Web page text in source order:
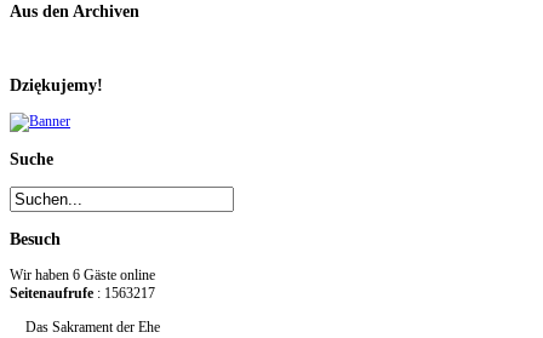
Aus den Archiven
Dziękujemy!
Suche
Besuch
Wir haben 6 Gäste online
Seitenaufrufe : 1563217
Das Sakrament der Ehe